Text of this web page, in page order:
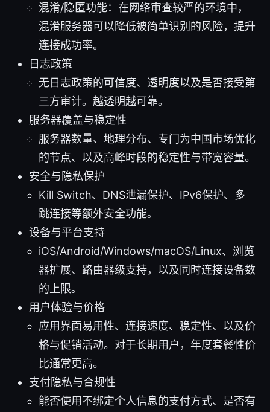
混淆/隐匿功能：在网络审查较严的环境中，
混淆服务器可以降低被简单识别的风险，提升
连接成功率。
日志政策
无日志政策的可信度、透明度以及是否接受第
三方审计。越透明越可靠。
服务器覆盖与稳定性
服务器数量、地理分布、专门为中国市场优化
的节点、以及高峰时段的稳定性与带宽容量。
安全与隐私保护
Kill Switch、DNS泄漏保护、IPv6保护、多
跳连接等额外安全功能。
设备与平台支持
iOS/Android/Windows/macOS/Linux、浏览
器扩展、路由器级支持，以及同时连接设备数
的上限。
用户体验与价格
应用界面易用性、连接速度、稳定性、以及价
格与促销活动。对于长期用户，年度套餐性价
比通常更高。
支付隐私与合规性
能否使用不绑定个人信息的支付方式、是否有